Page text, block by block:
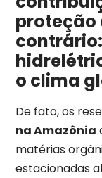
proteção
o clima
De fato, os
na Amazônia
matérias
estacionadas